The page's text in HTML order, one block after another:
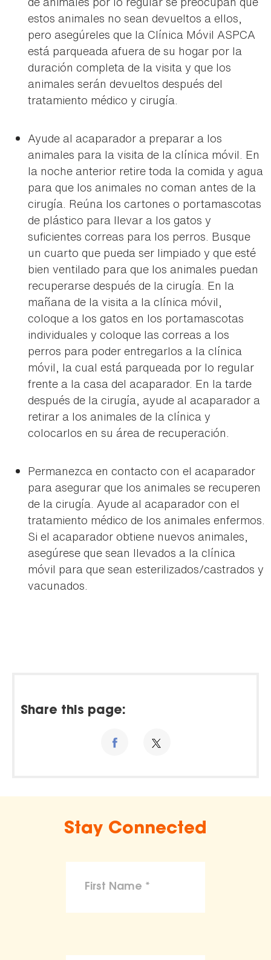
estos animales no sean devueltos a ellos,
pero asegúreles que la Clínica Móvil ASPCA
está parqueada afuera de su hogar por la
duración completa de la visita y que los
animales serán devueltos después del
tratamiento médico y cirugía.
Ayude al acaparador a preparar a los
animales para la visita de la clínica móvil. En
la noche anterior retire toda la comida y agua
para que los animales no coman antes de la
cirugía. Reúna los cartones o portamascotas
de plástico para llevar a los gatos y
suficientes correas para los perros. Busque
un cuarto que pueda ser limpiado y que esté
bien ventilado para que los animales puedan
recuperarse después de la cirugía. En la
mañana de la visita a la clínica móvil,
coloque a los gatos en los portamascotas
individuales y coloque las correas a los
perros para poder entregarlos a la clínica
móvil, la cual está parqueada por lo regular
frente a la casa del acaparador. En la tarde
después de la cirugía, ayude al acaparador a
retirar a los animales de la clínica y
colocarlos en su área de recuperación.
Permanezca en contacto con el acaparador
para asegurar que los animales se recuperen
de la cirugía. Ayude al acaparador con el
tratamiento médico de los animales enfermos.
Si el acaparador obtiene nuevos animales,
asegúrese que sean llevados a la clínica
móvil para que sean esterilizados/castrados y
vacunados.
Share this page:
Stay Connected